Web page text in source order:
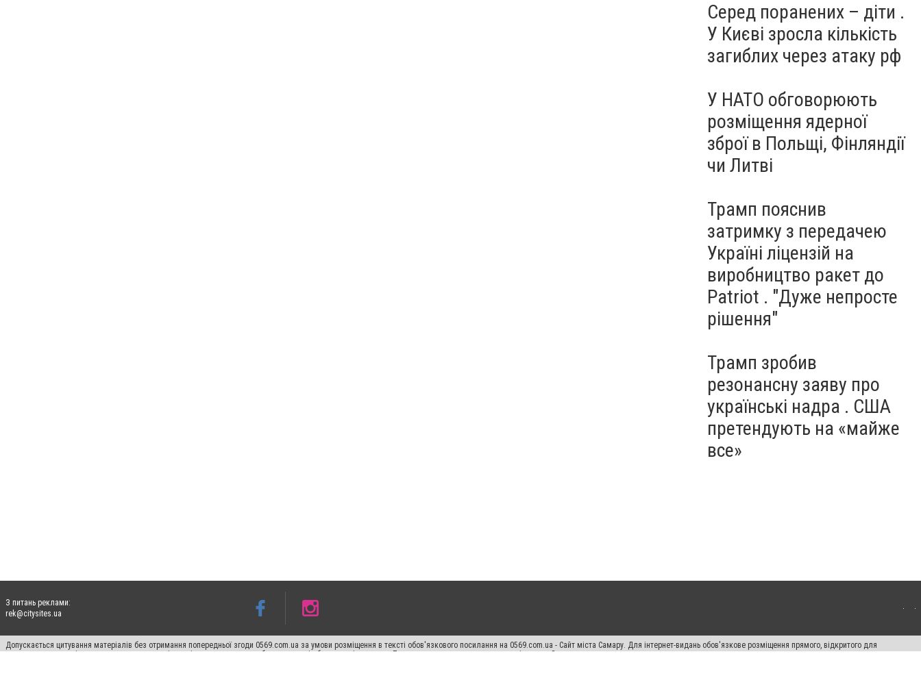
Серед поранених – діти .
У Києві зросла кількість
загиблих через атаку рф
У НАТО обговорюють
розміщення ядерної
зброї в Польщі, Фінляндії
чи Литві
Трамп пояснив
затримку з передачею
Україні ліцензій на
виробництво ракет до
Patriot . "Дуже непросте
рішення"
Трамп зробив
резонансну заяву про
українські надра . США
претендують на «майже
все»
З питань реклами:
rek@citysites.ua
Допускається цитування матеріалів без отримання попередньої згоди 0569.com.ua за умови розміщення в тексті обов'язкового посилання на 0569.com.ua - Сайт міста Самару. Для інтернет-видань обов'язкове розміщення прямого, відкритого для
пошукових систем гіперпосилання на цитовані статті не нижче другого абзацу в тексті або в якості джерела. Порушення виняткових прав переслідується Законом.